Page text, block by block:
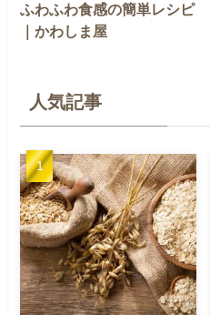
ふわふわ食感の簡単レシピ
｜かわしま屋
人気記事